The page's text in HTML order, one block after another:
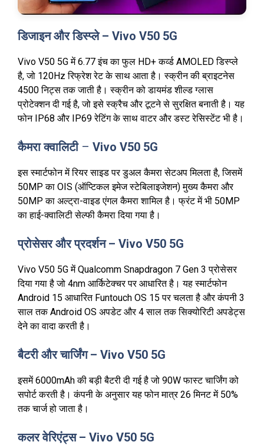
डिजाइन और डिस्प्ले – Vivo V50 5G
Vivo V50 5G में 6.77 इंच का फुल HD+ कर्व्ड AMOLED डिस्प्ले
है, जो 120Hz रिफ्रेश रेट के साथ आता है। स्क्रीन की ब्राइटनेस
4500 निट्स तक जाती है। स्क्रीन को डायमंड शील्ड ग्लास
प्रोटेक्शन दी गई है, जो इसे स्क्रैच और टूटने से सुरक्षित बनाती है। यह
फोन IP68 और IP69 रेटिंग के साथ वाटर और डस्ट रेसिस्टेंट भी है।
कैमरा क्वालिटी– Vivo V50 5G
इस स्मार्टफोन में रियर साइड पर डुअल कैमरा सेटअप मिलता है, जिसमें
50MP का OIS (ऑप्टिकल इमेज स्टेबिलाइजेशन) मुख्य कैमरा और
50MP का अल्ट्रा-वाइड एंगल कैमरा शामिल है। फ्रंट में भी 50MP
का हाई-क्वालिटी सेल्फी कैमरा दिया गया है।
प्रोसेसर और प्रदर्शन – Vivo V50 5G
Vivo V50 5G में Qualcomm Snapdragon 7 Gen 3 प्रोसेसर
दिया गया है जो 4nm आर्किटेक्चर पर आधारित है। यह स्मार्टफोन
Android 15 आधारित Funtouch OS 15 पर चलता है और कंपनी 3
साल तक Android OS अपडेट और 4 साल तक सिक्योरिटी अपडेट्स
देने का वादा करती है।
बैटरी और चार्जिंग – Vivo V50 5G
इसमें 6000mAh की बड़ी बैटरी दी गई है जो 90W फास्ट चार्जिंग को
सपोर्ट करती है। कंपनी के अनुसार यह फोन मात्र 26 मिनट में 50%
तक चार्ज हो जाता है।
कलर वेरिएंट्स – Vivo V50 5G